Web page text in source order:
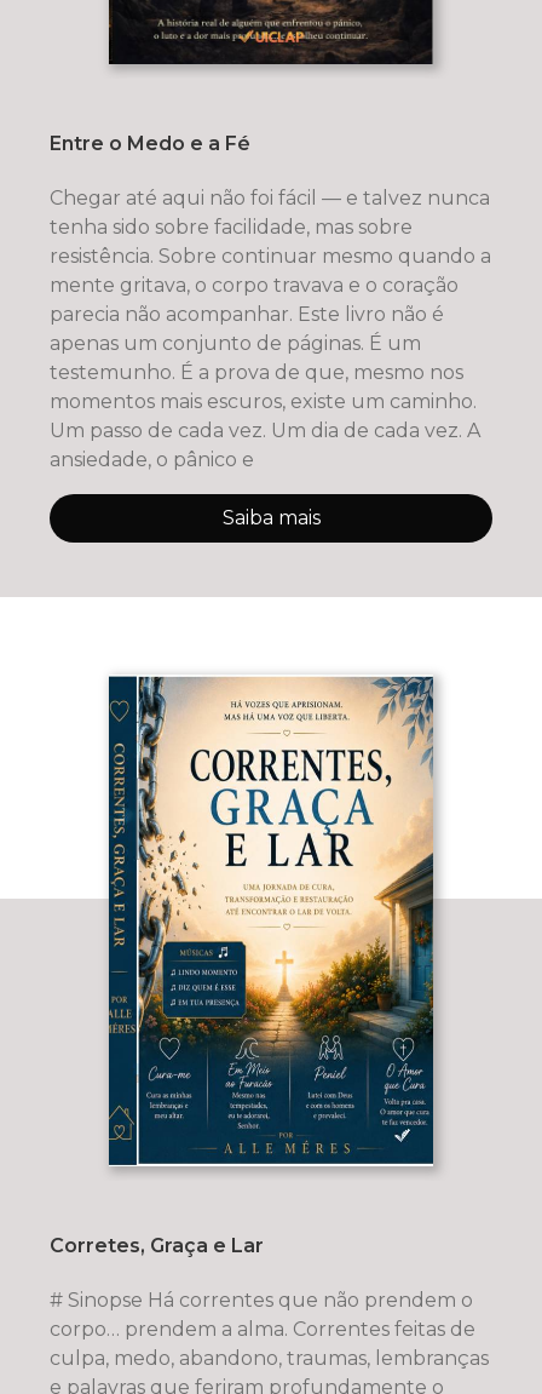
Entre o Medo e a Fé
Chegar até aqui não foi fácil — e talvez nunca
tenha sido sobre facilidade, mas sobre
resistência. Sobre continuar mesmo quando a
mente gritava, o corpo travava e o coração
parecia não acompanhar. Este livro não é
apenas um conjunto de páginas. É um
testemunho. É a prova de que, mesmo nos
momentos mais escuros, existe um caminho.
Um passo de cada vez. Um dia de cada vez. A
ansiedade, o pânico e
Saiba mais
Corretes, Graça e Lar
# Sinopse Há correntes que não prendem o
corpo… prendem a alma. Correntes feitas de
culpa, medo, abandono, traumas, lembranças
e palavras que feriram profundamente o